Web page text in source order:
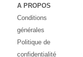
A PROPOS
Conditions
générales
Politique de
confidentialité